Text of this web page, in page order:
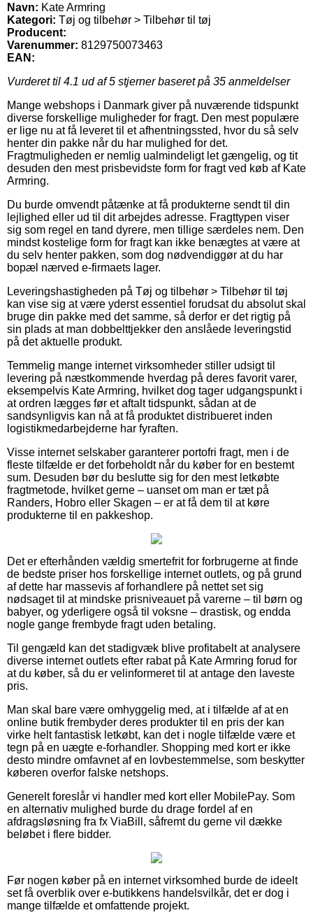
Navn: Kate Armring
Kategori: Tøj og tilbehør > Tilbehør til tøj
Producent:
Varenummer: 8129750073463
EAN:
Vurderet til 4.1 ud af 5 stjerner baseret på 35 anmeldelser
Mange webshops i Danmark giver på nuværende tidspunkt
diverse forskellige muligheder for fragt. Den mest populære
er lige nu at få leveret til et afhentningssted, hvor du så selv
henter din pakke når du har mulighed for det.
Fragtmuligheden er nemlig ualmindeligt let gængelig, og tit
desuden den mest prisbevidste form for fragt ved køb af Kate
Armring.
Du burde omvendt påtænke at få produkterne sendt til din
lejlighed eller ud til dit arbejdes adresse. Fragttypen viser
sig som regel en tand dyrere, men tillige særdeles nem. Den
mindst kostelige form for fragt kan ikke benægtes at være at
du selv henter pakken, som dog nødvendiggør at du har
bopæl nærved e-firmaets lager.
Leveringshastigheden på Tøj og tilbehør > Tilbehør til tøj
kan vise sig at være yderst essentiel forudsat du absolut skal
bruge din pakke med det samme, så derfor er det rigtig på
sin plads at man dobbelttjekker den anslåede leveringstid
på det aktuelle produkt.
Temmelig mange internet virksomheder stiller udsigt til
levering på næstkommende hverdag på deres favorit varer,
eksempelvis Kate Armring, hvilket dog tager udgangspunkt i
at ordren lægges før et aftalt tidspunkt, sådan at de
sandsynligvis kan nå at få produktet distribueret inden
logistikmedarbejderne har fyraften.
Visse internet selskaber garanterer portofri fragt, men i de
fleste tilfælde er det forbeholdt når du køber for en bestemt
sum. Desuden bør du beslutte sig for den mest letkøbte
fragtmetode, hvilket gerne – uanset om man er tæt på
Randers, Hobro eller Skagen – er at få dem til at køre
produkterne til en pakkeshop.
Det er efterhånden vældig smertefrit for forbrugerne at finde
de bedste priser hos forskellige internet outlets, og på grund
af dette har massevis af forhandlere på nettet set sig
nødsaget til at mindske prisniveauet på varerne – til børn og
babyer, og yderligere også til voksne – drastisk, og endda
nogle gange frembyde fragt uden betaling.
Til gengæld kan det stadigvæk blive profitabelt at analysere
diverse internet outlets efter rabat på Kate Armring forud for
at du køber, så du er velinformeret til at antage den laveste
pris.
Man skal bare være omhyggelig med, at i tilfælde af at en
online butik frembyder deres produkter til en pris der kan
virke helt fantastisk letkøbt, kan det i nogle tilfælde være et
tegn på en uægte e-forhandler. Shopping med kort er ikke
desto mindre omfavnet af en lovbestemmelse, som beskytter
køberen overfor falske netshops.
Generelt foreslår vi handler med kort eller MobilePay. Som
en alternativ mulighed burde du drage fordel af en
afdragsløsning fra fx ViaBill, såfremt du gerne vil dække
beløbet i flere bidder.
Før nogen køber på en internet virksomhed burde de ideelt
set få overblik over e-butikkens handelsvilkår, det er dog i
mange tilfælde et omfattende projekt.